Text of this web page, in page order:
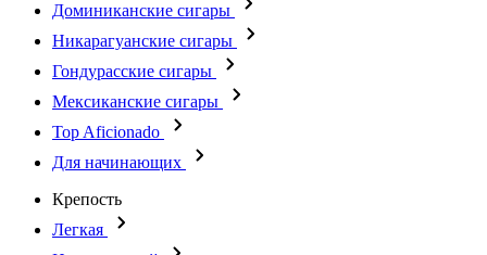
Доминиканские сигары
Никарагуанские сигары
Гондурасские сигары
Мексиканские сигары
Top Aficionado
Для начинающих
Крепость
Легкая